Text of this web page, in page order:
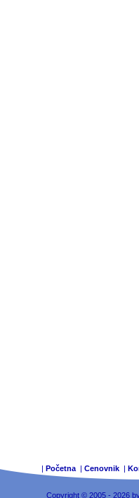
| Početna | Cenovnik |
Copyright © 2005 - 2026